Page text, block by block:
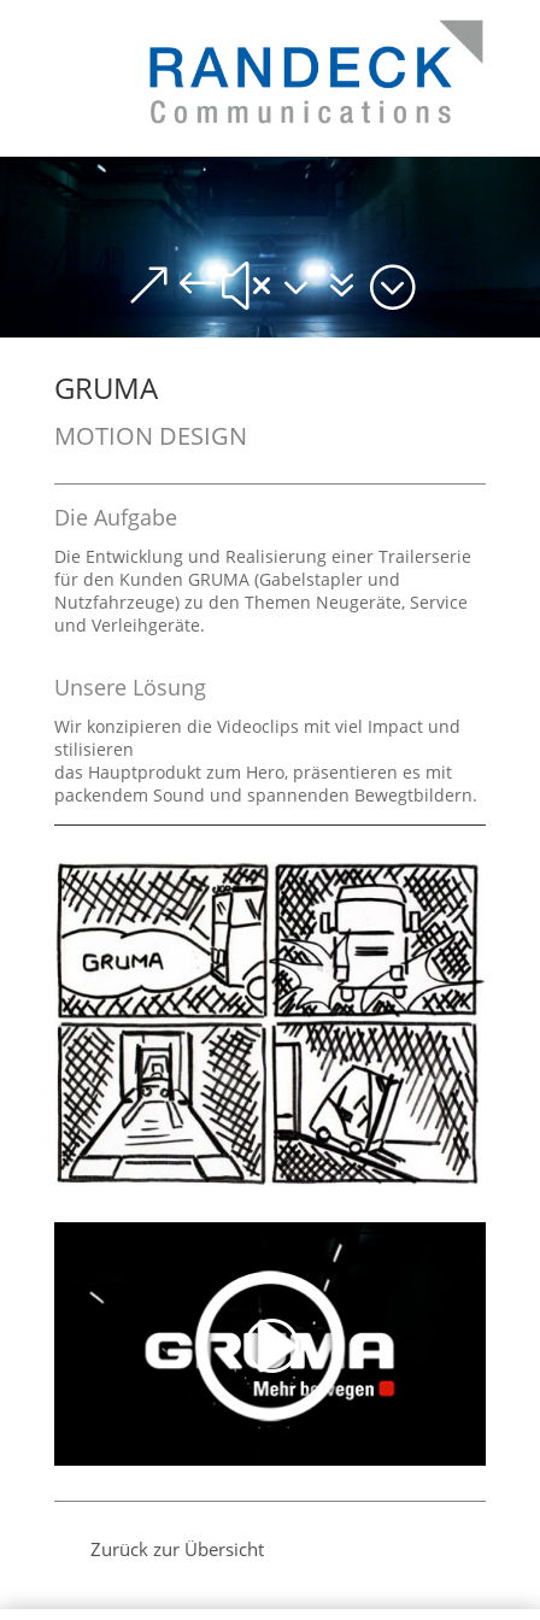
&#x37;
GRUMA
MOTION DESIGN
Die Aufgabe
Die Entwicklung und Realisierung einer Trailerserie
für den Kunden GRUMA (Gabelstapler und
Nutzfahrzeuge) zu den Themen Neugeräte, Service
und Verleihgeräte.
Unsere Lösung
Wir kon­zi­pie­ren die Videoclips mit viel Impact und
sti­li­sie­ren
das Hauptprodukt zum Hero, prä­sen­tie­ren es mit
packen­dem Sound und span­nen­den Bewegtbildern.
Zurück zur Übersicht